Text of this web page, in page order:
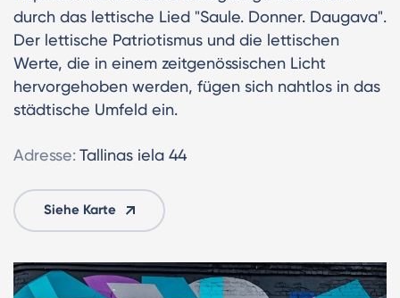
durch das lettische Lied "Saule. Donner. Daugava".
Der lettische Patriotismus und die lettischen
Werte, die in einem zeitgenössischen Licht
hervorgehoben werden, fügen sich nahtlos in das
städtische Umfeld ein.
Adresse: Tallinas iela 44
Siehe Karte